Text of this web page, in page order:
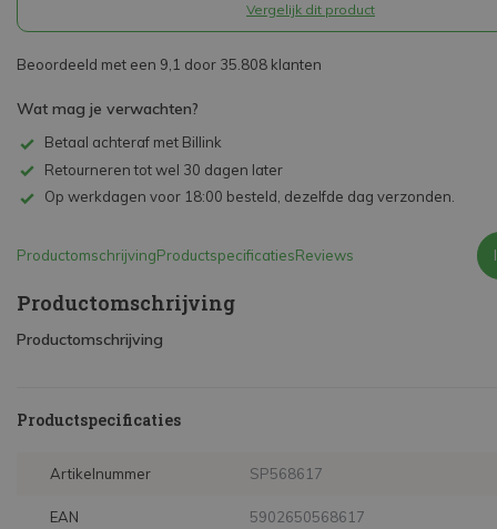
Vergelijk dit product
Beoordeeld met een 9,1 door 35.808 klanten
Wat mag je verwachten?
Betaal achteraf met Billink
Retourneren tot wel 30 dagen later
Op werkdagen voor 18:00 besteld, dezelfde dag verzonden.
ProductomschrijvingProductspecificatiesReviews
Productomschrijving
Productomschrijving
Productspecificaties
Artikelnummer SP568617
EAN 5902650568617